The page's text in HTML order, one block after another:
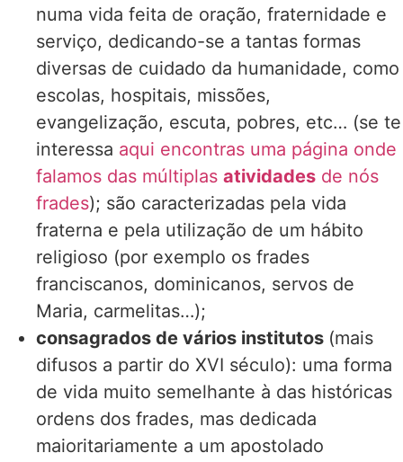
numa vida feita de oração, fraternidade e
serviço, dedicando-se a tantas formas
diversas de cuidado da humanidade, como
escolas, hospitais, missões,
evangelização, escuta, pobres, etc… (se te
interessa aqui encontras uma página onde
falamos das múltiplas atividades de nós
frades); são caracterizadas pela vida
fraterna e pela utilização de um hábito
religioso (por exemplo os frades
franciscanos, dominicanos, servos de
Maria, carmelitas…);
consagrados de vários institutos (mais
difusos a partir do XVI século): uma forma
de vida muito semelhante à das históricas
ordens dos frades, mas dedicada
maioritariamente a um apostolado